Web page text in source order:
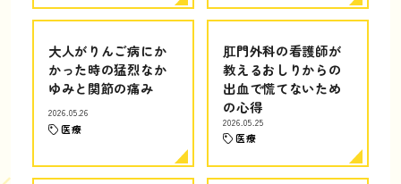
大人がりんご病にか
かった時の猛烈なか
ゆみと関節の痛み
2026.05.26
医療
肛門外科の看護師が
教えるおしりからの
出血で慌てないため
の心得
2026.05.25
医療